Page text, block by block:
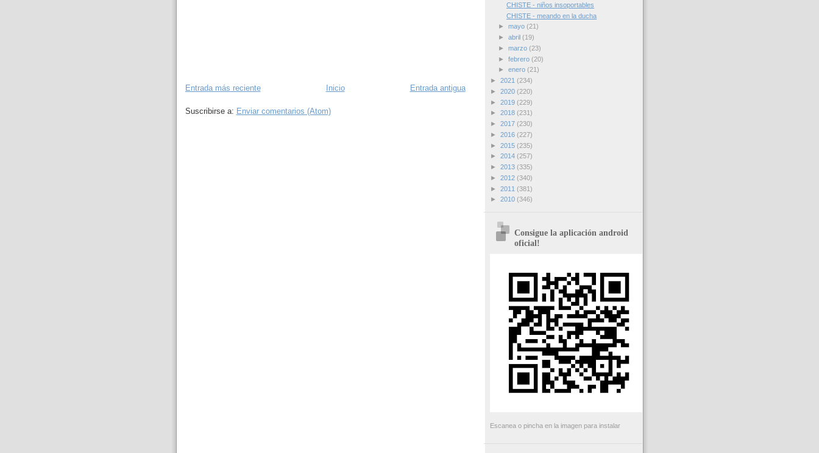
Entrada más reciente Entrada antigua
Inicio
Suscribirse a: Enviar comentarios (Atom)
CHISTE - niños insoportables
CHISTE - meando en la ducha
► mayo (21)
► abril (19)
► marzo (23)
► febrero (20)
► enero (21)
► 2021 (234)
► 2020 (220)
► 2019 (229)
► 2018 (231)
► 2017 (230)
► 2016 (227)
► 2015 (235)
► 2014 (257)
► 2013 (335)
► 2012 (340)
► 2011 (381)
► 2010 (346)
Consigue la aplicación android
oficial!
Escanea o pincha en la imagen para instalar